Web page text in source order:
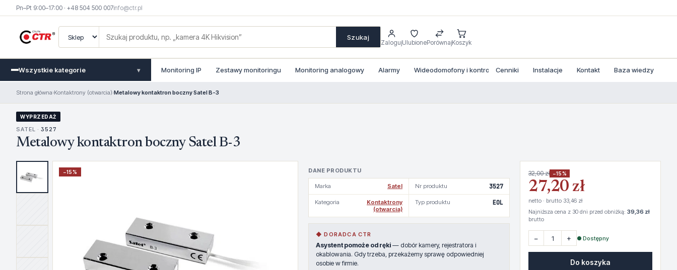
Pn–Pt 9:00–17:00 · +48 504 500 007info@ctr.pl
Szukaj
ZalogujUlubionePorównajKoszyk
Wszystkie kategorie ▾ Monitoring IP Zestawy monitoringu Monitoring analogowy Alarmy Wideodomofony i kontrola dostepu
Cenniki Instalacje Kontakt Baza wiedzy
Strona główna›Kontaktrony (otwarcia)›Metalowy kontaktron boczny Satel B-3
WYPRZEDAŻ
SATEL · 3527
Metalowy kontaktron boczny Satel B-3
−15% DANE PRODUKTU
Marka Satel Nr produktu 3527
Kategoria
Kontaktrony
(otwarcia)
Typ produktu EOL
◆ DORADCA CTR
Asystent pomoże od ręki — dobór kamery, rejestratora i
okablowania. Gdy trzeba, przekażemy sprawę odpowiedniej
osobie w firmie.
32,00 zł −15%
27,20 zł
netto · brutto 33,46 zł
Najniższa cena z 30 dni przed obniżką: 39,36 zł
brutto
− + ● Dostępny
Do koszyka